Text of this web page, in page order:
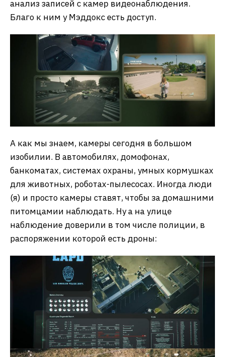
анализ записей с камер видеонаблюдения.
Благо к ним у Мэддокс есть доступ.
А как мы знаем, камеры сегодня в большом
изобилии. В автомобилях, домофонах,
банкоматах, системах охраны, умных кормушках
для животных, роботах-пылесосах. Иногда люди
(я) и просто камеры ставят, чтобы за домашними
питомцамии наблюдать. Ну а на улице
наблюдение доверили в том числе полиции, в
распоряжении которой есть дроны: